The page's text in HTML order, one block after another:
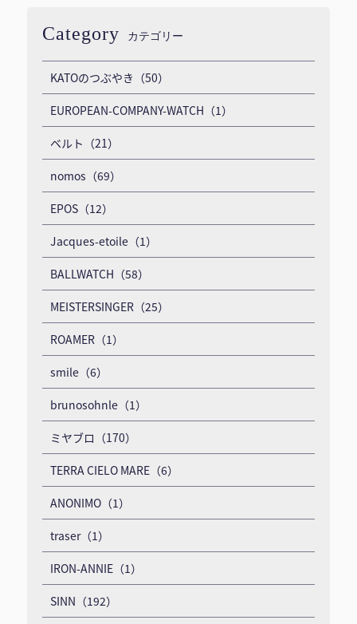
Category カテゴリー
KATOのつぶやき（50）
EUROPEAN-COMPANY-WATCH（1）
ベルト（21）
nomos（69）
EPOS（12）
Jacques-etoile（1）
BALLWATCH（58）
MEISTERSINGER（25）
ROAMER（1）
smile（6）
brunosohnle（1）
ミヤブロ（170）
TERRA CIELO MARE（6）
ANONIMO（1）
traser（1）
IRON-ANNIE（1）
SINN（192）